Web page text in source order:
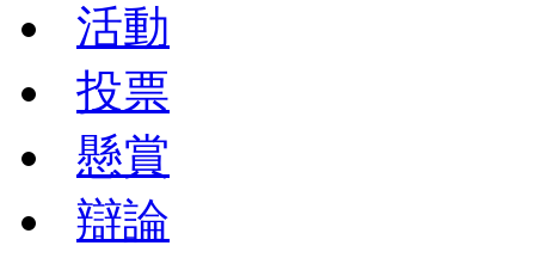
活動
投票
懸賞
辯論